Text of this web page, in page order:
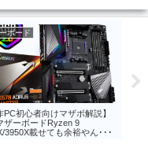
けマザボ解説】
9
も余裕やん･･･
マザーボード
【ASRockが史
Thunderboltを